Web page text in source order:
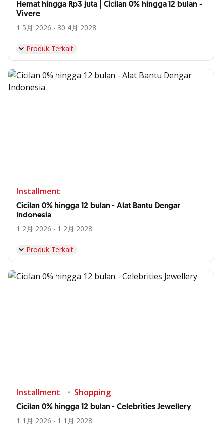
Hemat hingga Rp3 juta | Cicilan 0% hingga 12 bulan -
Vivere
1 5月 2026 - 30 4月 2028
Produk Terkait
Installment
Cicilan 0% hingga 12 bulan - Alat Bantu Dengar
Indonesia
1 2月 2026 - 1 2月 2028
Produk Terkait
Installment Shopping
Cicilan 0% hingga 12 bulan - Celebrities Jewellery
1 1月 2026 - 1 1月 2028